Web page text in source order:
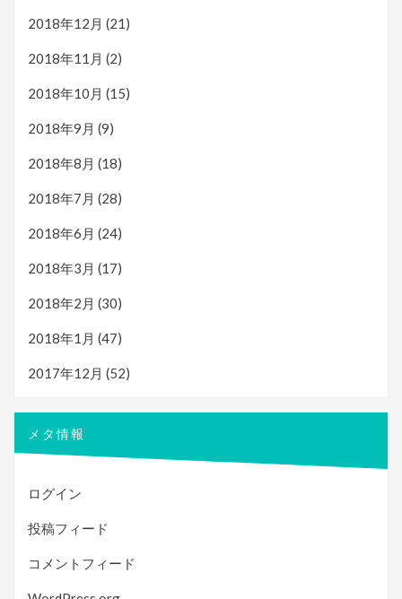
2018年12月 (21)
2018年11月 (2)
2018年10月 (15)
2018年9月 (9)
2018年8月 (18)
2018年7月 (28)
2018年6月 (24)
2018年3月 (17)
2018年2月 (30)
2018年1月 (47)
2017年12月 (52)
メタ情報
ログイン
投稿フィード
コメントフィード